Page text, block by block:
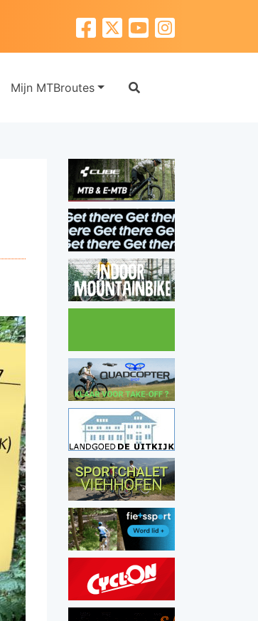
Mijn MTBroutes